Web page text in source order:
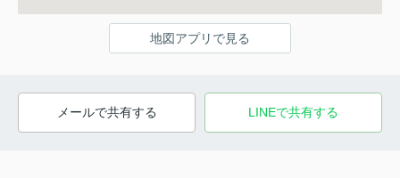
地図アプリで見る
メールで共有する LINEで共有する